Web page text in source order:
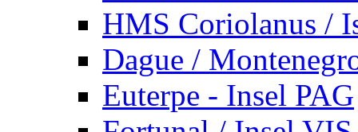
HMS Coriolanus /
Dague /
Euterpe - Insel PAG